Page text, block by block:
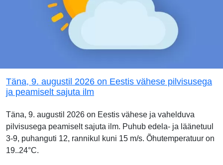
Täna, 9. augustil 2026 on Eestis vähese pilvisusega
ja peamiselt sajuta ilm
Täna, 9. augustil 2026 on Eestis vähese ja vahelduva
pilvisusega peamiselt sajuta ilm. Puhub edela- ja läänetuul
3-9, puhanguti 12, rannikul kuni 15 m/s. Õhutemperatuur on
19..24°C.